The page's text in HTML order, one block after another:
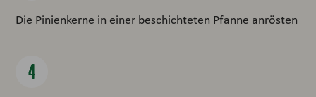
Die Pinienkerne in einer beschichteten Pfanne anrösten